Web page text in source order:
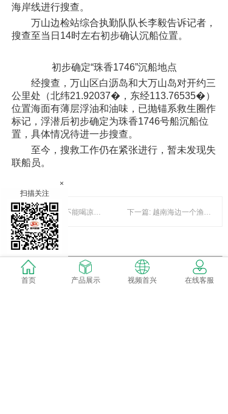
海岸线进行搜查。
万山边检站综合执勤队队长李毅告诉记者，
搜查至当日14时左右初步确认沉船位置。
初步确定“珠香1746”沉船地点
经搜查，万山区白沥岛和大万山岛对开约三
公里处（北纬21.92037�，东经113.76535�）
位置海面有薄层浮油和油味，已抛锚系救生圈作
标记，浮潜后初步确定为珠香1746号船沉船位
置，具体情况待进一步搜查。
至今，搜救工作仍在紧张进行，暂未发现失
联船员。
暂时还没有评论，当第一个评论者吧！
首页 产品展示 视频首兴 在线客服
×
扫描关注